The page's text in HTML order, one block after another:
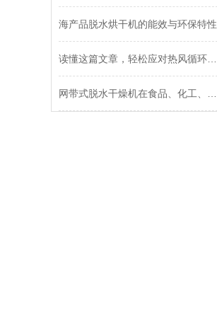
海产品脱水烘干机的能效与环保特性